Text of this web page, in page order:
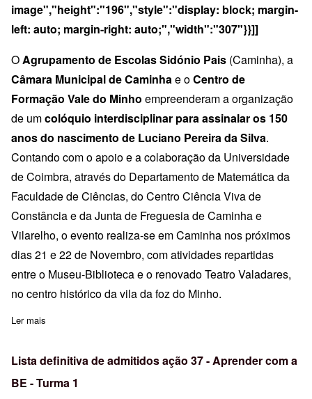
image","height":"196","style":"display: block; margin-
left: auto; margin-right: auto;","width":"307"}}]]
O Agrupamento de Escolas Sidónio Pais (Caminha), a
Câmara Municipal de Caminha e oCentro de
Formação Vale do Minho empreenderam a organização
de umcolóquio interdisciplinar para assinalar os 150
anos do nascimento de Luciano Pereira da Silva.
Contando com o apoio e a colaboração da Universidade
de Coimbra, através do Departamento de Matemática da
Faculdade de Ciências, do Centro Ciência Viva de
Constância e da Junta de Freguesia de Caminha e
Vilarelho, o evento realiza-se em Caminha nos próximos
dias 21 e 22 de Novembro, com atividades repartidas
entre o Museu-Biblioteca e o renovado Teatro Valadares,
no centro histórico da vila da foz do Minho.
Ler mais
Lista definitiva de admitidos ação 37 - Aprender com a
BE - Turma 1